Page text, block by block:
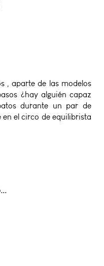
, aparte de las modelos
¿hay alguién capaz
durante un par de
el circo de equilibrista